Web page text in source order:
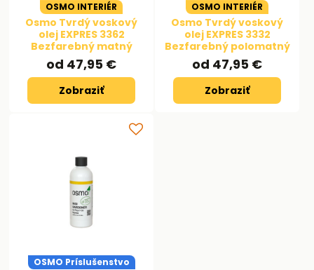
OSMO INTERIÉR
Osmo Tvrdý voskový
olej EXPRES 3362
Bezfarebný matný
od 47,95 €
Zobraziť
OSMO INTERIÉR
Osmo Tvrdý voskový
olej EXPRES 3332
Bezfarebný polomatný
od 47,95 €
Zobraziť
OSMO Príslušenstvo